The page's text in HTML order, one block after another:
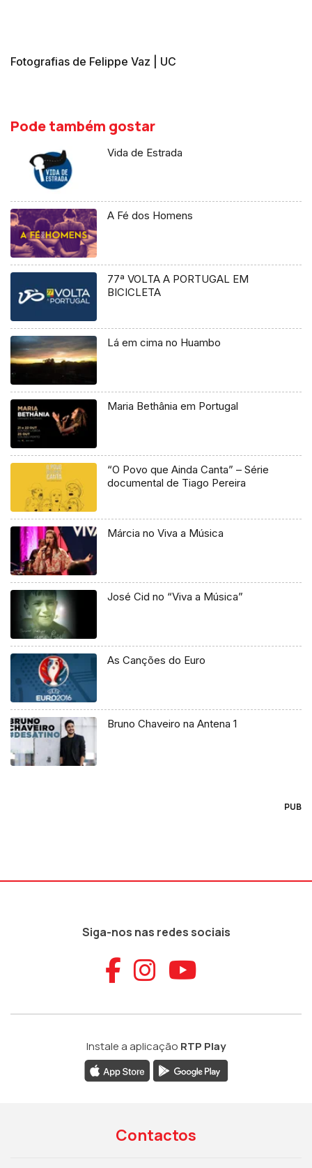
Fotografias de Felippe Vaz | UC
Pode também gostar
Vida de Estrada
A Fé dos Homens
77ª VOLTA A PORTUGAL EM
BICICLETA
Lá em cima no Huambo
Maria Bethânia em Portugal
“O Povo que Ainda Canta” – Série
documental de Tiago Pereira
Márcia no Viva a Música
José Cid no “Viva a Música”
As Canções do Euro
Bruno Chaveiro na Antena 1
PUB
Siga-nos nas redes sociais
Aceder ao
Aceder ao
Aceder
Instale a aplicação RTP Play
Contactos